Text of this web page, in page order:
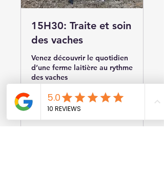
15H30: Traite et soin
des vaches
Venez découvrir le quotidien
d’une ferme laitière au rythme
des vaches
1 hr 30 min
euros
€13